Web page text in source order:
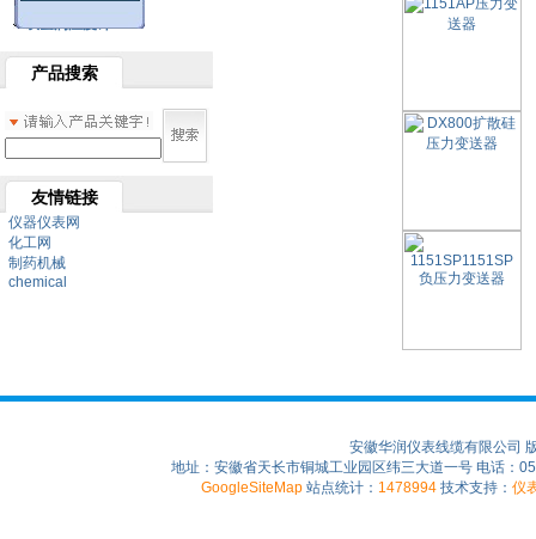
双金属温度计
产品搜索
友情链接
仪器仪表网
化工网
制药机械
chemical
安徽华润仪表线缆有限公司
地址：安徽省天长市铜城工业园区纬三大道一号 电话：
GoogleSiteMap 站点统计： 1478994 技术支持： 仪